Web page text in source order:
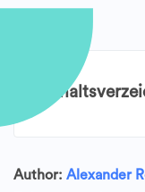
Author: Alexander